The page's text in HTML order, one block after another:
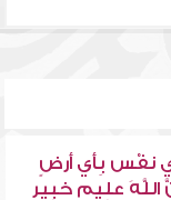
نفْس بِأَي أَرضٍ
اللَّهَ علِيم خبِير